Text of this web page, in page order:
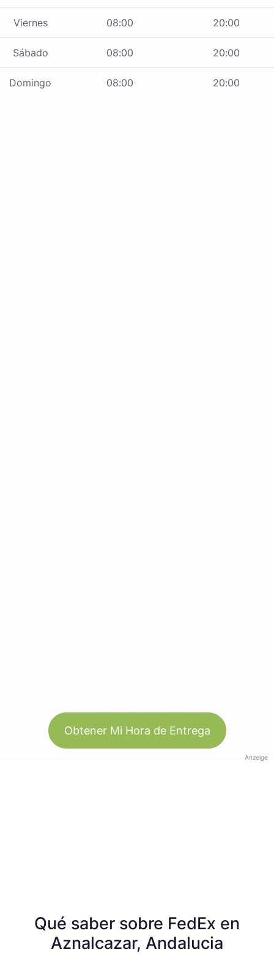
Viernes 08:00 20:00
Sábado 08:00 20:00
Domingo 08:00 20:00
Obtener Mi Hora de Entrega
Anzeige
Qué saber sobre FedEx en
Aznalcazar, Andalucia